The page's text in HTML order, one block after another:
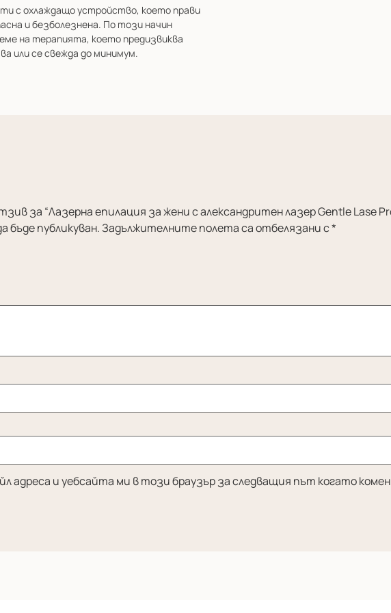
с охлаждащо устройство, което прави
и безболезнена. По този начин
на терапията, което предизвиква
или се свежда до минимум.
за “Лазерна епилация за жени с александритен лазер Gentle Lase
бъде публикуван.Задължителните полета са отбелязани с*
адреса и уебсайта ми в този браузър за следващия път когато